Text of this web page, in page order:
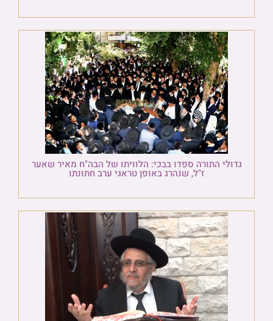
גדולי התורה ספדו בבכי: הלוויתו של הבה"ח מאיר שאער
ז"ל, שנהרג באופן טראגי ערב חתונתו